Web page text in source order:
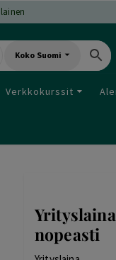
Koko Suomi
Verkkokurssit
nopeasti